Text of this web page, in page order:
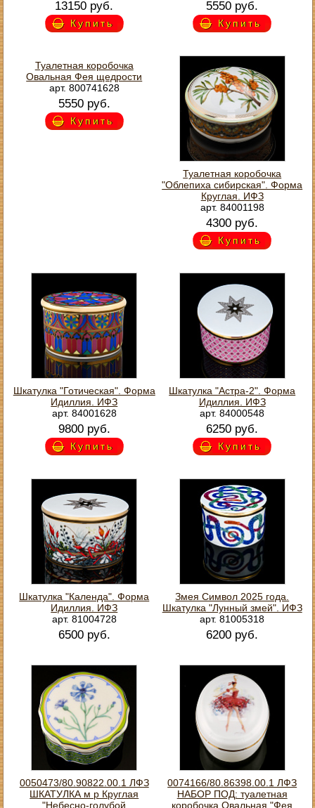
13150 руб.
Купить
5550 руб.
Купить
Туалетная коробочка
Овальная Фея щедрости
арт. 800741628
5550 руб.
Купить
Туалетная коробочка
"Облепиха сибирская". Форма
Круглая. ИФЗ
арт. 84001198
4300 руб.
Купить
Шкатулка "Готическая". Форма
Идиллия. ИФЗ
арт. 84001628
9800 руб.
Купить
Шкатулка "Астра-2". Форма
Идиллия. ИФЗ
арт. 84000548
6250 руб.
Купить
Шкатулка "Календа". Форма
Идиллия. ИФЗ
арт. 81004728
6500 руб.
Змея Символ 2025 года.
Шкатулка "Лунный змей". ИФЗ
арт. 81005318
6200 руб.
0050473/80.90822.00.1 ЛФЗ
ШКАТУЛКА м р Круглая
"Небесно-голубой
0074166/80.86398.00.1 ЛФЗ
НАБОР ПОД: туалетная
коробочка Овальная "Фея